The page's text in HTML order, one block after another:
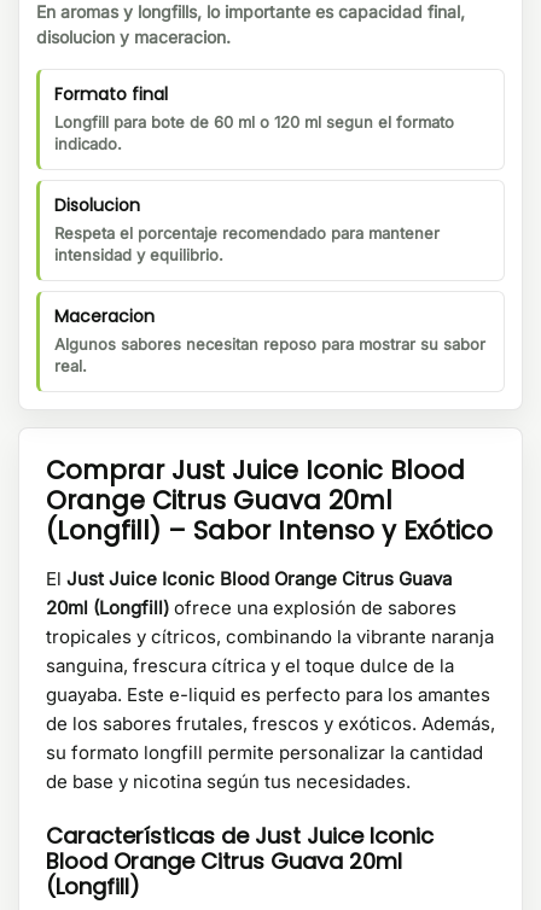
En aromas y longfills, lo importante es capacidad final,
disolucion y maceracion.
Formato final
Longfill para bote de 60 ml o 120 ml segun el formato
indicado.
Disolucion
Respeta el porcentaje recomendado para mantener
intensidad y equilibrio.
Maceracion
Algunos sabores necesitan reposo para mostrar su sabor
real.
Comprar Just Juice Iconic Blood
Orange Citrus Guava 20ml
(Longfill) – Sabor Intenso y Exótico
El Just Juice Iconic Blood Orange Citrus Guava
20ml (Longfill) ofrece una explosión de sabores
tropicales y cítricos, combinando la vibrante naranja
sanguina, frescura cítrica y el toque dulce de la
guayaba. Este e-liquid es perfecto para los amantes
de los sabores frutales, frescos y exóticos. Además,
su formato longfill permite personalizar la cantidad
de base y nicotina según tus necesidades.
Características de Just Juice Iconic
Blood Orange Citrus Guava 20ml
(Longfill)